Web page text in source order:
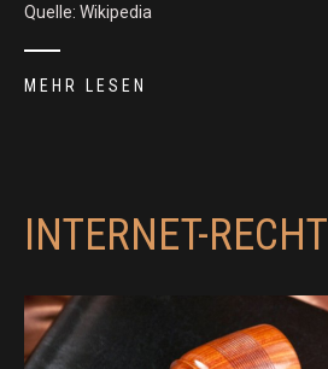
Quelle: Wikipedia
MEHR LESEN
INTERNET-RECHT